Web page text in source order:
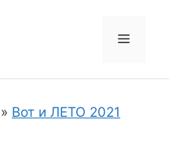
Меню
» Вот и ЛЕТО 2021